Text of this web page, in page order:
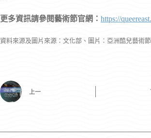
更多資訊請參閱藝術節官網： https://
資料來源及圖片來源：文化部、圖片：亞洲酷兒藝術
上一